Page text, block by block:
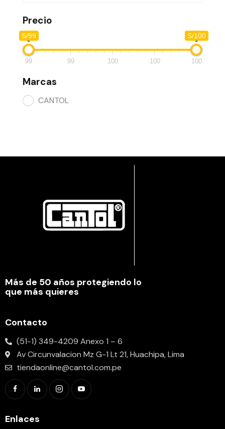
Precio
S/99 S/100
99 99 100 100 100
Marcas
CANTOL
Más de 50 años protegiendo lo
que más quieres
Contacto
(51-1) 349-4209 Anexo 1 – 6
Av Circunvalacion Mz G-1 Lt 21, Huachipa, Lima
tiendaonline@cantol.com.pe
Enlaces